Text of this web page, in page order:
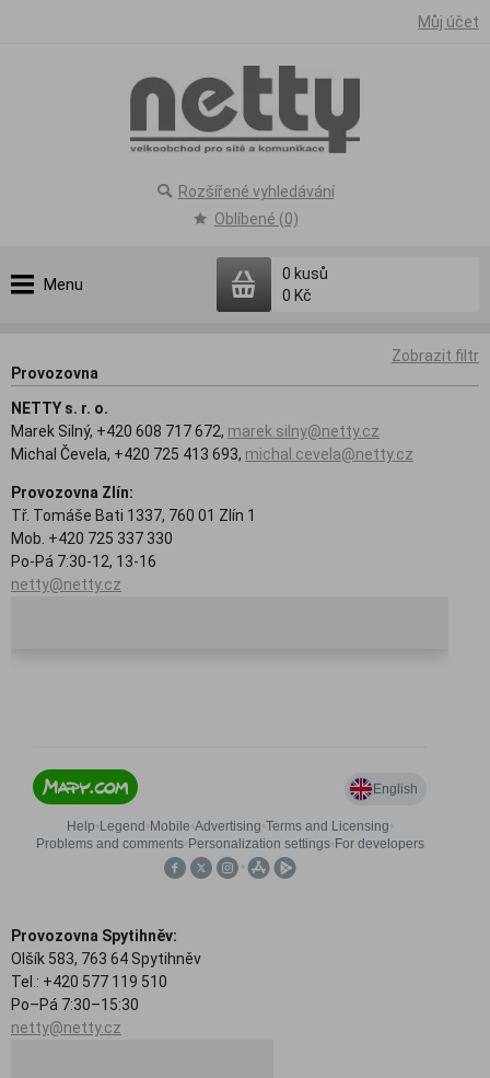
Můj účet
Menu
0 kusů
0 Kč
Rozšířené vyhledávání
Oblíbené (0)
Zobrazit filtr
Provozovna
NETTY s. r. o.
Marek Silný, +420 608 717 672, marek.silny@netty.cz
Michal Čevela, +420 725 413 693, michal.cevela@netty.cz
Provozovna Zlín:
Tř. Tomáše Bati 1337, 760 01 Zlín 1
Mob. +420 725 337 330
Po-Pá 7:30-12, 13-16
netty@netty.cz
Provozovna Spytihněv:
Olšík 583, 763 64 Spytihněv
Tel.: +420 577 119 510
Po–Pá 7:30–15:30
netty@netty.cz